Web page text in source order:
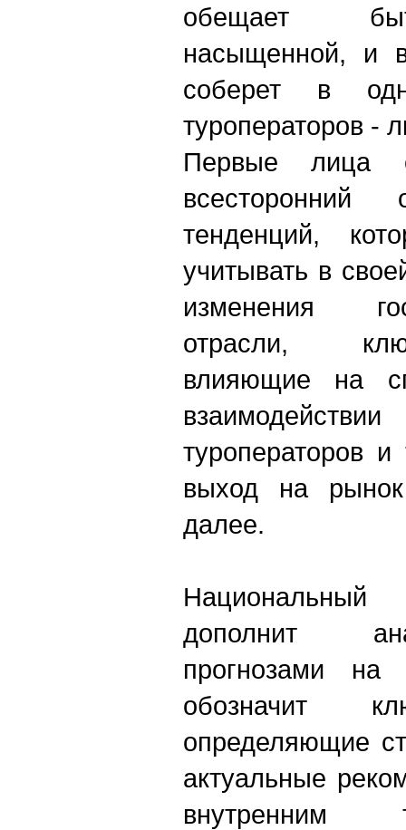
обещает
насыщенной, и
соберет в
туроператоров -
Первые лица
тенденций,
учитывать в
изменения
отрасли,
влияющие на
взаимодействии
туроператоров и
выход на
далее.
Национальный
дополнит
прогнозами на
обозначит
определяющие
актуальные
внутренним